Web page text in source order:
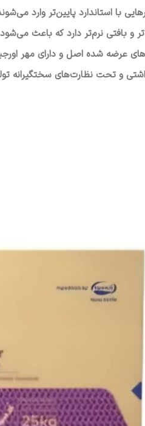
با استاندارد پایین‌تر وارد
و بافتی نرم‌تر دارد که باعث
شده اصل و دارای مهر
و تحت نظارت‌های سختگیرانه